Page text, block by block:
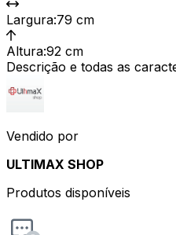
Largura:79 cm
Altura:92 cm
Descrição e todas as
Vendido por
ULTIMAX SHOP
Produtos disponíveis